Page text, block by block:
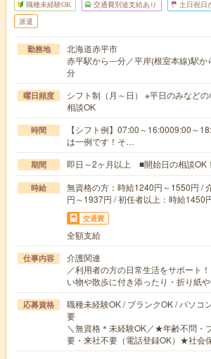
職種未経験OK 交通費別途支給あり 土日祝日
派遣
勤務地
北海道赤平市
赤平駅から---分／平岸(根室本線)駅
分
曜日頻度
シフト制（月～日） ※平日のみなど
相談OK
時間
【シフト例】07:00～16:0009:00～
は一例です！そ…
期間 即日～2ヶ月以上 ■開始日の相談OK！
時給
無資格の方：時給1240円～1550円 /
円～1937円 / 初任者以上：時給1450
交通費
全額支給
仕事内容
介護関連
／利用者の方の日常生活をサポート
い物や散歩に付き添ったり・折り紙
応募資格
職種未経験OK / ブランクOK / パソコ
要
＼無資格＊未経験OK／★年齢不問・
要・来社不要（電話登録OK）★社会